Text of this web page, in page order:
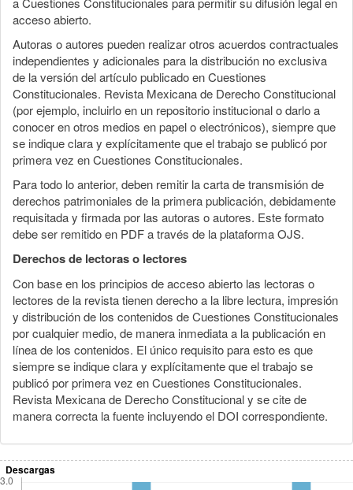
acceso abierto.
Autoras o autores pueden realizar otros acuerdos contractuales
independientes y adicionales para la distribución no exclusiva
de la versión del artículo publicado en Cuestiones
Constitucionales. Revista Mexicana de Derecho Constitucional
(por ejemplo, incluirlo en un repositorio institucional o darlo a
conocer en otros medios en papel o electrónicos), siempre que
se indique clara y explícitamente que el trabajo se publicó por
primera vez en Cuestiones Constitucionales.
Para todo lo anterior, deben remitir la carta de transmisión de
derechos patrimoniales de la primera publicación, debidamente
requisitada y firmada por las autoras o autores. Este formato
debe ser remitido en PDF a través de la plataforma OJS.
Derechos de lectoras o lectores
Con base en los principios de acceso abierto las lectoras o
lectores de la revista tienen derecho a la libre lectura, impresión
y distribución de los contenidos de Cuestiones Constitucionales
por cualquier medio, de manera inmediata a la publicación en
línea de los contenidos. El único requisito para esto es que
siempre se indique clara y explícitamente que el trabajo se
publicó por primera vez en Cuestiones Constitucionales.
Revista Mexicana de Derecho Constitucional y se cite de
manera correcta la fuente incluyendo el DOI correspondiente.
Descargas